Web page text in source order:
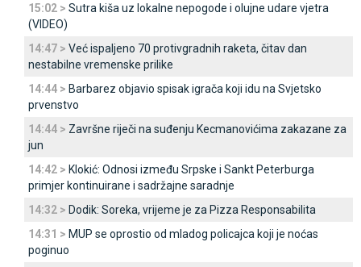
15:02 > Sutra kiša uz lokalne nepogode i olujne udare vjetra
(VIDEO)
14:47 > Već ispaljeno 70 protivgradnih raketa, čitav dan
nestabilne vremenske prilike
14:44 > Barbarez objavio spisak igrača koji idu na Svjetsko
prvenstvo
14:44 > Završne riječi na suđenju Kecmanovićima zakazane za
jun
14:42 > Klokić: Odnosi između Srpske i Sankt Peterburga
primjer kontinuirane i sadržajne saradnje
14:32 > Dodik: Soreka, vrijeme je za Pizza Responsabilita
14:31 > MUP se oprostio od mladog policajca koji je noćas
poginuo